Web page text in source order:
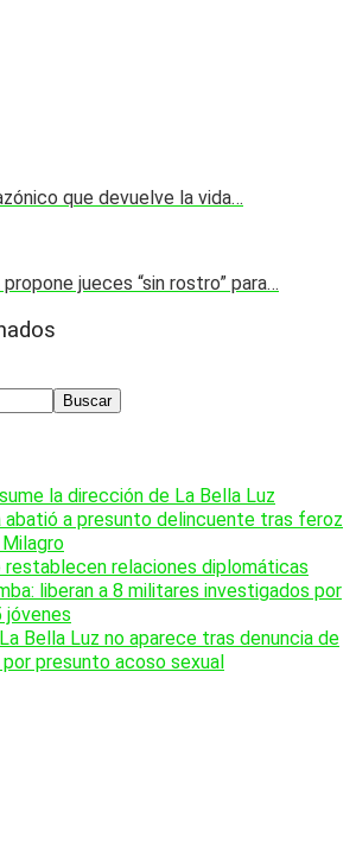
que devuelve la vida…
jueces “sin rostro” para…
Buscar
la dirección de La Bella Luz
abatió a presunto delincuente tras feroz
restablecen relaciones diplomáticas
liberan a 8 militares investigados por
jóvenes
Bella Luz no aparece tras denuncia de
por presunto acoso sexual